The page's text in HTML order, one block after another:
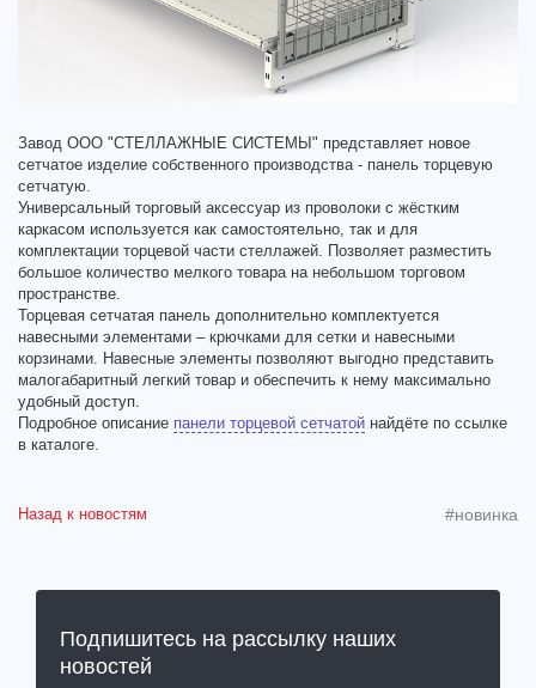
Завод ООО "СТЕЛЛАЖНЫЕ СИСТЕМЫ" представляет новое
сетчатое изделие собственного производства - панель торцевую
сетчатую.
Универсальный торговый аксессуар из проволоки с жёстким
каркасом используется как самостоятельно, так и для
комплектации торцевой части стеллажей. Позволяет разместить
большое количество мелкого товара на небольшом торговом
пространстве.
Торцевая сетчатая панель дополнительно комплектуется
навесными элементами – крючками для сетки и навесными
корзинами. Навесные элементы позволяют выгодно представить
малогабаритный легкий товар и обеспечить к нему максимально
удобный доступ.
Подробное описание панели торцевой сетчатой найдёте по ссылке
в каталоге.
Назад к новостям #новинка
Подпишитесь на рассылку наших
новостей